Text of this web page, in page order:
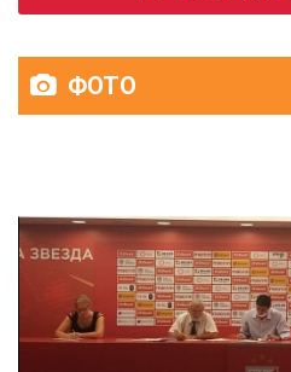
ФОТО